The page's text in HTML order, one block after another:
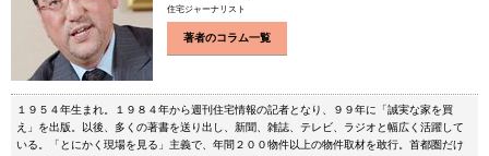
住宅ジャーナリスト
著者のコラム一覧
１９５４年生まれ。１９８４年から週刊住宅情報の記者となり、９９年に「誠実な家を買
え」を出版。以後、多くの著書を送り出し、新聞、雑誌、テレビ、ラジオと幅広く活躍して
いる。「とにかく現場を見る」主義で、年間２００物件以上の物件取材を敢行。首都圏だけ